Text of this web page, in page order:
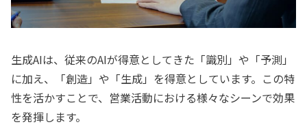
生成AIは、従来のAIが得意としてきた「識別」や「予測」
に加え、「創造」や「生成」を得意としています。この特
性を活かすことで、営業活動における様々なシーンで効果
を発揮します。